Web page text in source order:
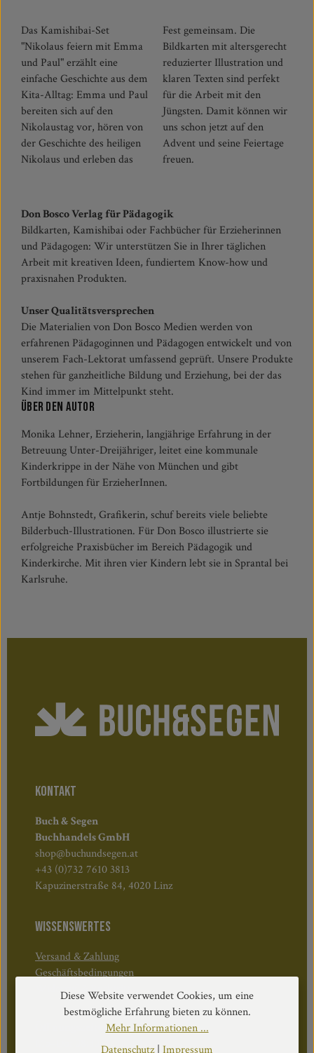
Das Kamishibai-Set
"Nikolaus feiern mit Emma
und Paul" erzählt eine
einfache Geschichte aus dem
Kita-Alltag: Emma und Paul
bereiten sich auf den
Nikolaustag vor, hören von
der Geschichte des heiligen
Nikolaus und erleben das
Fest gemeinsam. Die
Bildkarten mit altersgerecht
reduzierter Illustration und
klaren Texten sind perfekt
für die Arbeit mit den
Jüngsten. Damit können wir
uns schon jetzt auf den
Advent und seine Feiertage
freuen.
Don Bosco Verlag für Pädagogik
Bildkarten, Kamishibai oder Fachbücher für Erzieherinnen
und Pädagogen: Wir unterstützen Sie in Ihrer täglichen
Arbeit mit kreativen Ideen, fundiertem Know-how und
praxisnahen Produkten.
Unser Qualitätsversprechen
Die Materialien von Don Bosco Medien werden von
erfahrenen Pädagoginnen und Pädagogen entwickelt und von
unserem Fach-Lektorat umfassend geprüft. Unsere Produkte
stehen für ganzheitliche Bildung und Erziehung, bei der das
Kind immer im Mittelpunkt steht.
Über den Autor
Monika Lehner, Erzieherin, langjährige Erfahrung in der
Betreuung Unter-Dreijähriger, leitet eine kommunale
Kinderkrippe in der Nähe von München und gibt
Fortbildungen für ErzieherInnen.
Antje Bohnstedt, Grafikerin, schuf bereits viele beliebte
Bilderbuch-Illustrationen. Für Don Bosco illustrierte sie
erfolgreiche Praxisbücher im Bereich Pädagogik und
Kinderkirche. Mit ihren vier Kindern lebt sie in Sprantal bei
Karlsruhe.
KONTAKT
Buch & Segen
Buchhandels GmbH
shop@buchundsegen.at
+43 (0)732 7610 3813
Kapuzinerstraße 84, 4020 Linz
WISSENSWERTES
Versand & Zahlung
Geschäftsbedingungen
Widerruf & Rücktritt
Öffnungszeiten:
Mo–Do: 08:30–17:00 Uhr
Diese Website verwendet Cookies, um eine
bestmögliche Erfahrung bieten zu können.
Mehr Informationen ...
Datenschutz| Impressum